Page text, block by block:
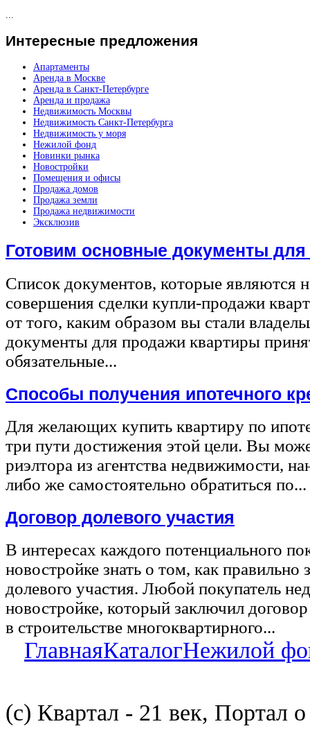
Интересные предложения
Апартаменты
Аренда в Москве
Аренда в Санкт-Петербурге
Аренда и продажа
Недвижимость Москвы
Недвижимость Санкт-Петербурга
Недвижимость у моря
Нежилой фонд
Новинки рынка
Новостройки
Помещения и офисы
Продажа домов
Продажа земли
Продажа недвижимости
Эксклюзив
Готовим основные документы
Список документов, которые являются
совершения сделки купли-продажи
от того, каким образом вы стали
документы для продажи квартиры
обязательные...
Способы получения ипотечного
Для желающих купить квартиру по
три пути достижения этой цели. Вы
риэлтора из агентства недвижимости,
либо же самостоятельно обратиться по...
Договор долевого участия
В интересах каждого потенциального
новостройке знать о том, как правильно
долевого участия. Любой покупатель
новостройке, который заключил
в строительстве многоквартирного...
ГлавнаяКаталогНежилой
(с) Квартал - 21 век, Портал